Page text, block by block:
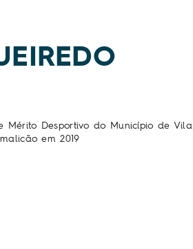
Mérito Desportivo do Município de Vila
em 2019